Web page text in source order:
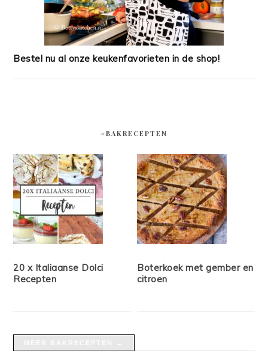
Bestel nu al onze keukenfavorieten in de shop!
#BAKRECEPTEN
20 x Italiaanse Dolci
Recepten
Boterkoek met gember en
citroen